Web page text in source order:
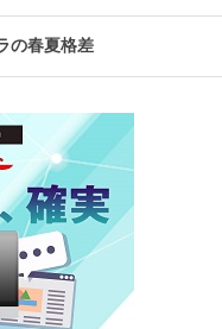
の春夏格差